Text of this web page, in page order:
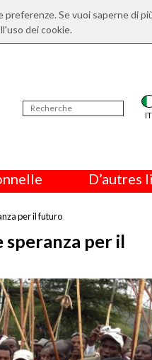
Se vuoi saperne di
dei cookie.
IT
D’autres
per il futuro
speranza per il